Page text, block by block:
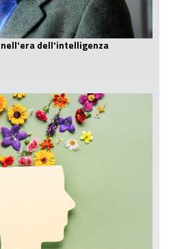
dell'intelligenza